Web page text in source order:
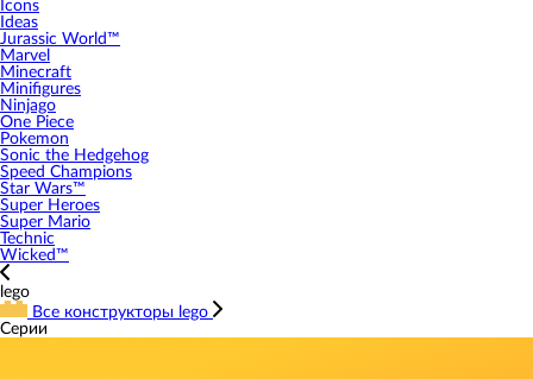
Icons
Ideas
Jurassic World™
Marvel
Minecraft
Minifigures
Ninjago
One Piece
Pokemon
Sonic the Hedgehog
Speed Champions
Star Wars™
Super Heroes
Super Mario
Technic
Wicked™
lego
Все конструкторы lego
Серии